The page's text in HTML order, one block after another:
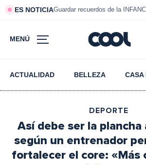
ES NOTICIAGuardar recuerdos de la
MENÚ
ACTUALIDAD BELLEZA CASA
DEPORTE
Así debe ser la plancha
según un entrenador
fortalecer el core: «Más